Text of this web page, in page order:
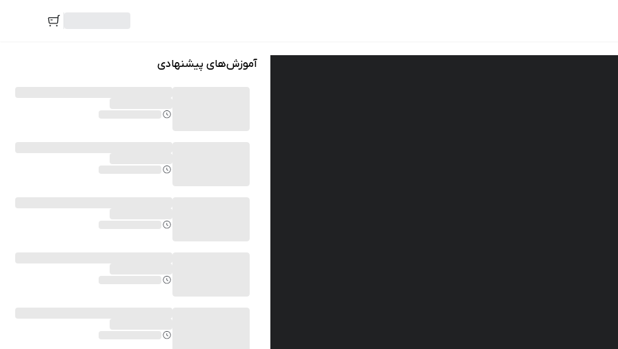
آموزش‌های پیشنهادی